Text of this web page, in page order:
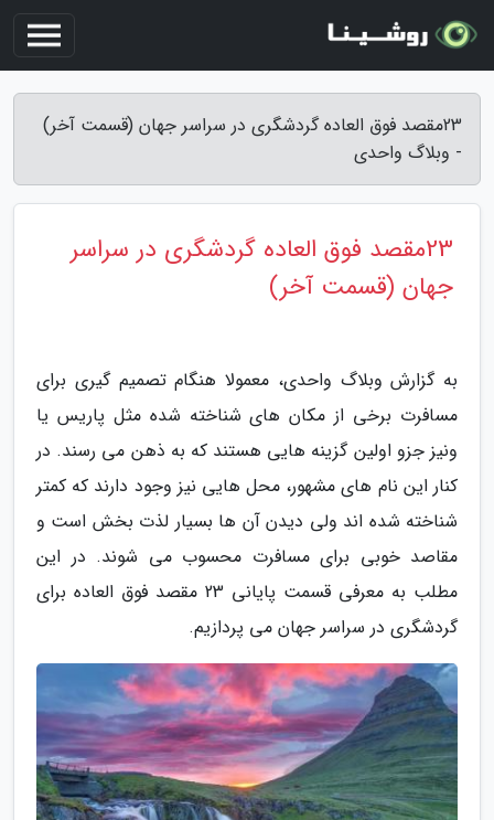
23مقصد فوق العاده گردشگری در سراسر جهان (قسمت آخر)
- وبلاگ واحدی
23مقصد فوق العاده گردشگری در سراسر
جهان (قسمت آخر)
به گزارش وبلاگ واحدی، معمولا هنگام تصمیم گیری برای
مسافرت برخی از مکان های شناخته شده مثل پاریس یا
ونیز جزو اولین گزینه هایی هستند که به ذهن می رسند. در
کنار این نام های مشهور، محل هایی نیز وجود دارند که کمتر
شناخته شده اند ولی دیدن آن ها بسیار لذت بخش است و
مقاصد خوبی برای مسافرت محسوب می شوند. در این
مطلب به معرفی قسمت پایانی 23 مقصد فوق العاده برای
گردشگری در سراسر جهان می پردازیم.